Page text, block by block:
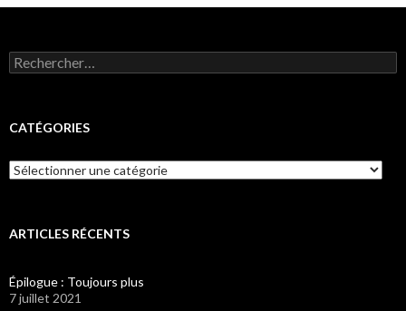
Rechercher :
CATÉGORIES
Catégories
ARTICLES RÉCENTS
Épilogue : Toujours plus
7 juillet 2021